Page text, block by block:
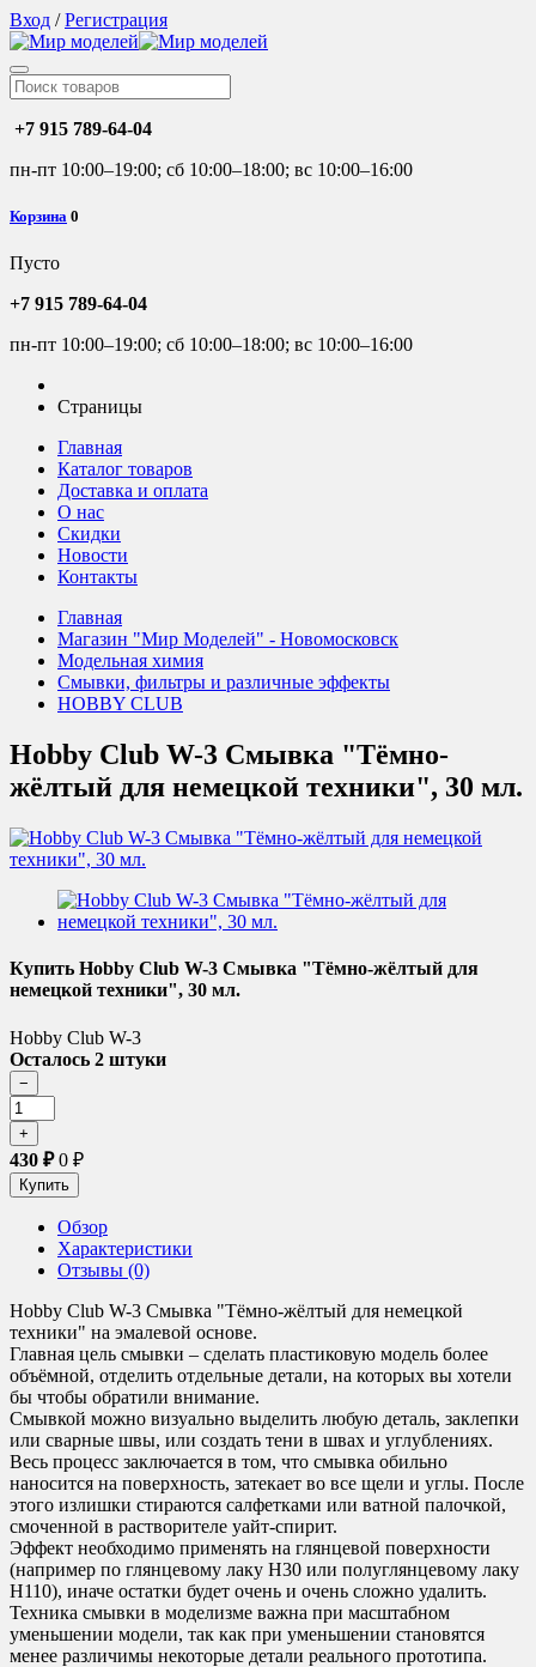
Вход /Регистрация
+7 915 789-64-04
пн-пт 10:00–19:00; сб 10:00–18:00; вс 10:00–16:00
Корзина 0
Пусто
+7 915 789-64-04
пн-пт 10:00–19:00; сб 10:00–18:00; вс 10:00–16:00
Страницы
Главная
Каталог товаров
Доставка и оплата
О нас
Скидки
Новости
Контакты
Главная
Магазин "Мир Моделей" - Новомосковск
Модельная химия
Смывки, фильтры и различные эффекты
HOBBY CLUB
Hobby Club W-3 Смывка "Тёмно-
жёлтый для немецкой техники", 30 мл.
Купить Hobby Club W-3 Смывка "Тёмно-жёлтый для
немецкой техники", 30 мл.
Hobby Club W-3
Осталось 2 штуки
430 ₽0 ₽
Обзор
Характеристики
Отзывы (0)
Hobby Club W-3 Смывка "Тёмно-жёлтый для немецкой
техники" на эмалевой основе.
Главная цель смывки – сделать пластиковую модель более
объёмной, отделить отдельные детали, на которых вы хотели
бы чтобы обратили внимание.
Смывкой можно визуально выделить любую деталь, заклепки
или сварные швы, или создать тени в швах и углублениях.
Весь процесс заключается в том, что смывка обильно
наносится на поверхность, затекает во все щели и углы. После
этого излишки стираются салфетками или ватной палочкой,
смоченной в растворителе уайт-спирит.
Эффект необходимо применять на глянцевой поверхности
(например по глянцевому лаку H30 или полуглянцевому лаку
H110), иначе остатки будет очень и очень сложно удалить.
Техника смывки в моделизме важна при масштабном
уменьшении модели, так как при уменьшении становятся
менее различимы некоторые детали реального прототипа.